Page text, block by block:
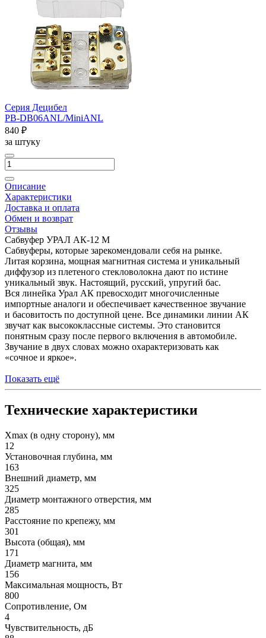
Серия Децибел
PB-DB06ANL/MiniANL
840 ₽
за штуку
Описание
Характеристики
Доставка и оплата
Обмен и возврат
Отзывы
Сабвуфер УРАЛ АК-12 М
Сабвуферы, которые зарекомендовали себя на рынке.
Литая корзина, мощная магнитная система и уникальный
диффузор из плетеного стекловолокна дают по истине
уникальный звук. Настоящий, русский, упругий бас.
Вся линейка Урал АК превосходит многочисленные
импортные аналоги и обеспечивает качественное звучание
и басовитость по доступной цене. Все динамики линии АК
звучат как высококлассные системы. Это становится
понятным сразу после первого включения в автомобиле.
Звучание в двух словах можно охарактеризовать как
«сочное и яркое».
Показать ещё
Технические характеристики
Xmax (в одну сторону), мм
12
Установочная глубина, мм
163
Внешний диаметр, мм
325
Диаметр монтажного отверстия, мм
285
Расстояние по крепежу, мм
301
Высота (общая), мм
171
Диаметр магнита, мм
156
Максимальная мощность, Вт
800
Сопротивление, Ом
4
Чувствительность, дБ